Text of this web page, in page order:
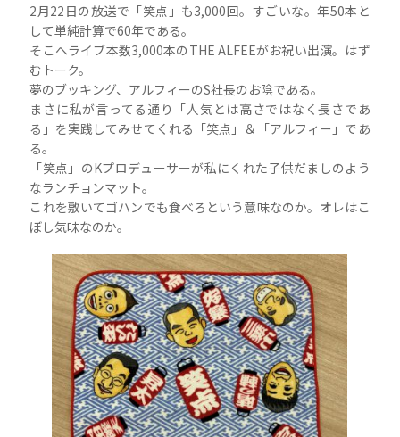
2月22日の放送で「笑点」も3,000回。すごいな。年50本と
して単純計算で60年である。
そこへライブ本数3,000本のTHE ALFEEがお祝い出演。はず
むトーク。
夢のブッキング、アルフィーのS社長のお陰である。
まさに私が言ってる通り「人気とは高さではなく長さであ
る」を実践してみせてくれる「笑点」＆「アルフィー」であ
る。
「笑点」のKプロデューサーが私にくれた子供だましのよう
なランチョンマット。
これを敷いてゴハンでも食べろという意味なのか。オレはこ
ぼし気味なのか。